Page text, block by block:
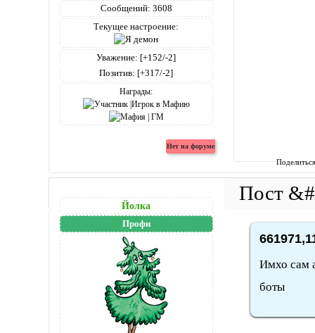
Сообщений: 3608
Текущее настроение:
Уважение: [+152/-2]
Позитив: [+317/-2]
Награды:
Йолка
Профи
Имхо сам
боты